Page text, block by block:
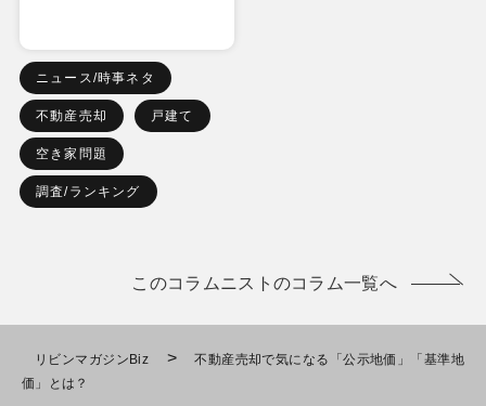
ニュース/時事ネタ
不動産売却 戸建て
空き家問題
調査/ランキング
このコラムニストのコラム一覧へ
リビンマガジンBiz >
不動産売却で気になる「公示地価」「基準地
価」とは？